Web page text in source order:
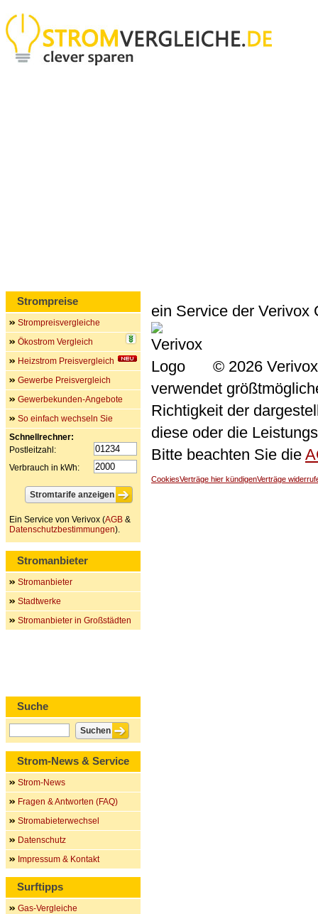
ein Service der Verivox
© 2026
verwendet
Richtigkeit der
diese oder die
Bitte beachten Sie die
CookiesVerträge hier kündigenVerträge
Strompreise
Strompreisvergleiche
Ökostrom Vergleich
Heizstrom Preisvergleich
Gewerbe Preisvergleich
Gewerbekunden-Angebote
So einfach wechseln Sie
Schnellrechner:
Postleitzahl:
Verbrauch in kWh:
Ein Service von Verivox (AGB &
Datenschutzbestimmungen).
Stromanbieter
Stromanbieter
Stadtwerke
Stromanbieter in Großstädten
Suche
Strom-News & Service
Strom-News
Fragen & Antworten (FAQ)
Stromabieterwechsel
Datenschutz
Impressum & Kontakt
Surftipps
Gas-Vergleiche